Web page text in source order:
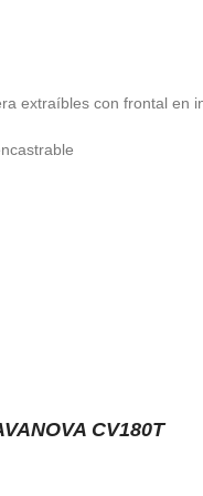
extraíbles con frontal en
CV180T